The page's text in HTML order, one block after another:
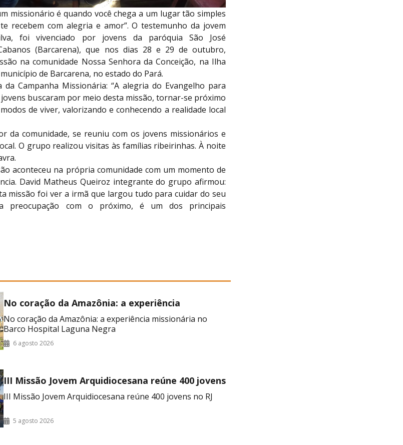
missionário é quando você chega a um lugar tão simples
recebem com alegria e amor”. O testemunho da jovem
foi vivenciado por jovens da paróquia São José
(Barcarena), que nos dias 28 e 29 de outubro,
na comunidade Nossa Senhora da Conceição, na Ilha
de Barcarena, no estado do Pará.
da Campanha Missionária: “A alegria do Evangelho para
jovens buscaram por meio desta missão, tornar-se próximo
de viver, valorizando e conhecendo a realidade local
da comunidade, se reuniu com os jovens missionários e
O grupo realizou visitas às famílias ribeirinhas. À noite
aconteceu na própria comunidade com um momento de
David Matheus Queiroz integrante do grupo afirmou:
missão foi ver a irmã que largou tudo para cuidar do seu
preocupação com o próximo, é um dos principais
No coração da Amazônia: a experiência
missionária no Barco Hospital Laguna Negra
No coração da Amazônia: a experiência missionária no
Barco Hospital Laguna Negra
6 agosto 2026
III Missão Jovem Arquidiocesana reúne 400 jovens
no RJ
III Missão Jovem Arquidiocesana reúne 400 jovens no RJ
5 agosto 2026